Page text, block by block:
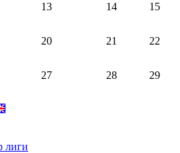
13 14 15
20 21 22
27 28 29
лиги